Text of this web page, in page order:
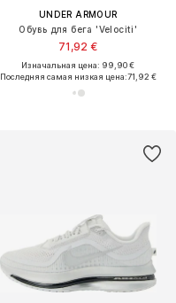
UNDER ARMOUR
Обувь для бега 'Velociti'
71,92 €
Изначальная цена: 99,90 €
Последняя самая низкая цена:71,92 €